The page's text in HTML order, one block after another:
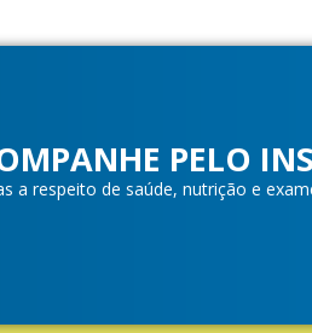
PELO
a respeito de saúde, nutrição e